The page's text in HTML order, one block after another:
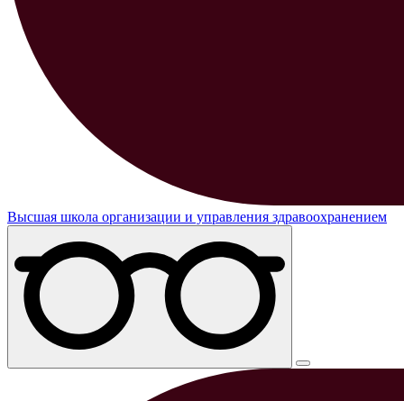
Высшая школа организации и управления здравоохранением